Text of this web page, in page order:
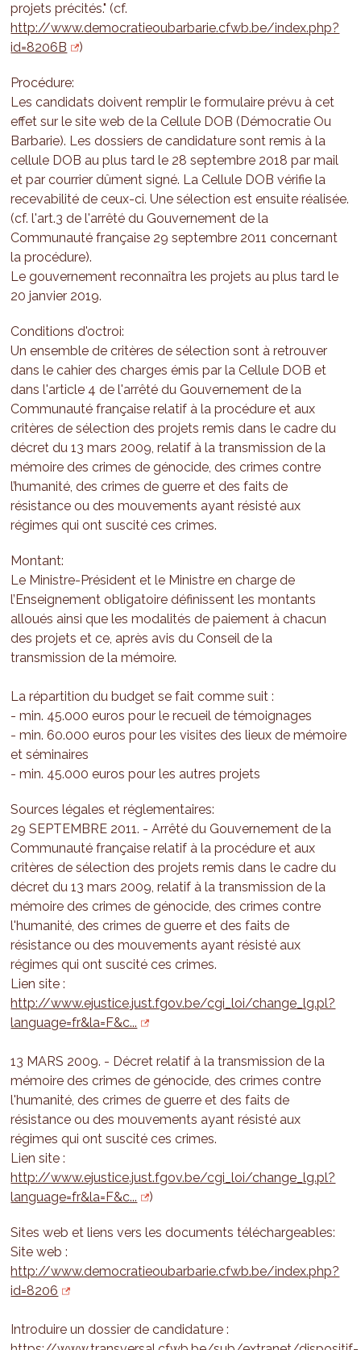
projets précités." (cf.
http://www.democratieoubarbarie.cfwb.be/index.php?
id=8206B
)
Procédure:
Les candidats doivent remplir le formulaire prévu à cet
effet sur le site web de la Cellule DOB (Démocratie Ou
Barbarie). Les dossiers de candidature sont remis à la
cellule DOB au plus tard le 28 septembre 2018 par mail
et par courrier dûment signé. La Cellule DOB vérifie la
recevabilité de ceux-ci. Une sélection est ensuite réalisée.
(cf. l'art.3 de l'arrêté du Gouvernement de la
Communauté française 29 septembre 2011 concernant
la procédure).
Le gouvernement reconnaîtra les projets au plus tard le
20 janvier 2019.
Conditions d'octroi:
Un ensemble de critères de sélection sont à retrouver
dans le cahier des charges émis par la Cellule DOB et
dans l'article 4 de l'arrêté du Gouvernement de la
Communauté française relatif à la procédure et aux
critères de sélection des projets remis dans le cadre du
décret du 13 mars 2009, relatif à la transmission de la
mémoire des crimes de génocide, des crimes contre
l’humanité, des crimes de guerre et des faits de
résistance ou des mouvements ayant résisté aux
régimes qui ont suscité ces crimes.
Montant:
Le Ministre-Président et le Ministre en charge de
l’Enseignement obligatoire définissent les montants
alloués ainsi que les modalités de paiement à chacun
des projets et ce, après avis du Conseil de la
transmission de la mémoire.
La répartition du budget se fait comme suit :
- min. 45.000 euros pour le recueil de témoignages
- min. 60.000 euros pour les visites des lieux de mémoire
et séminaires
- min. 45.000 euros pour les autres projets
Sources légales et réglementaires:
29 SEPTEMBRE 2011. - Arrêté du Gouvernement de la
Communauté française relatif à la procédure et aux
critères de sélection des projets remis dans le cadre du
décret du 13 mars 2009, relatif à la transmission de la
mémoire des crimes de génocide, des crimes contre
l'humanité, des crimes de guerre et des faits de
résistance ou des mouvements ayant résisté aux
régimes qui ont suscité ces crimes.
Lien site :
http://www.ejustice.just.fgov.be/cgi_loi/change_lg.pl?
language=fr&la=F&c...
13 MARS 2009. - Décret relatif à la transmission de la
mémoire des crimes de génocide, des crimes contre
l'humanité, des crimes de guerre et des faits de
résistance ou des mouvements ayant résisté aux
régimes qui ont suscité ces crimes.
Lien site :
http://www.ejustice.just.fgov.be/cgi_loi/change_lg.pl?
language=fr&la=F&c...
)
Sites web et liens vers les documents téléchargeables:
Site web :
http://www.democratieoubarbarie.cfwb.be/index.php?
id=8206
Introduire un dossier de candidature :